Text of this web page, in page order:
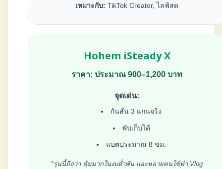
เหมาะกับ: TikTok Creator, ไลฟ์สด
Hohem iSteady X
ราคา: ประมาณ 900–1,200 บาท
จุดเด่น:
กันสั่น 3 แกนจริง
พับเก็บได้
แบตประมาณ 8 ชม.
*รุ่นนี้ถือว่า คุ้มมากในงบต่ำพัน และหลายคนใช้ทำ Vlog